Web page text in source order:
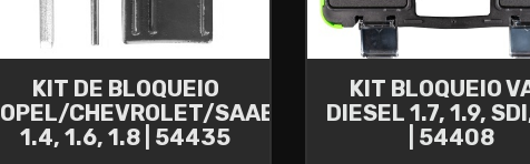
KIT DE BLOQUEIO
OPEL/CHEVROLET/SAAB
1.4, 1.6, 1.8 | 54435
KIT BLOQUEIO
DIESEL 1.7, 1.9,
| 54408